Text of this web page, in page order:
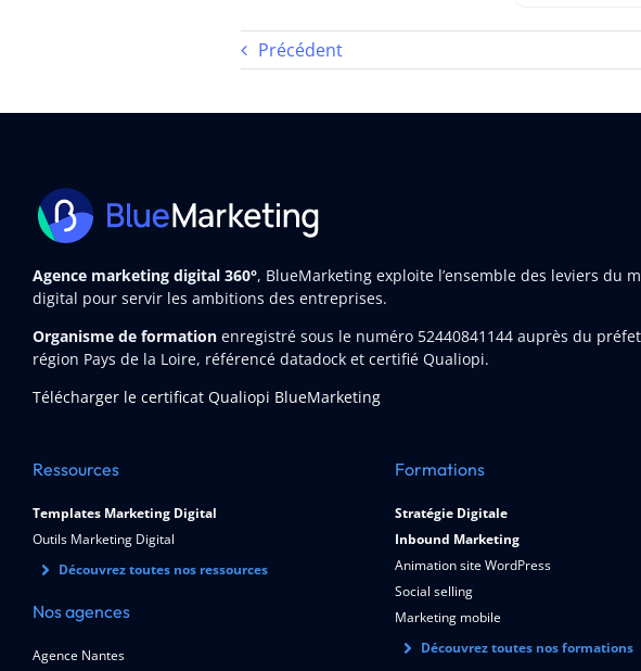
Précédent
Agence marketing digital 360°, BlueMarketing exploite l’ensemble des leviers du
digital pour servir les ambitions des entreprises.
Organisme de formation enregistré sous le numéro 52440841144auprès du
région Pays de la Loire, référencé datadock et certifié Qualiopi.
Télécharger le certificat Qualiopi BlueMarketing
Ressources
Templates Marketing Digital
Outils Marketing Digital
Découvrez toutes nos ressources
Nos agences
Agence Nantes
Formations
Stratégie Digitale
Inbound Marketing
Animation site WordPress
Social selling
Marketing mobile
Découvrez toutes nos formations